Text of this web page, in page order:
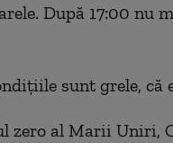
După 17:00 nu
sunt grele, că
zero al Marii Uniri,